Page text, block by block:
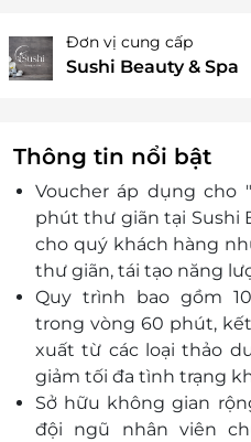
Đơn vị cung cấp
Sushi Beauty & Spa
Thông tin nổi bật
Voucher áp dụng cho
phút thư giãn tại Sushi
cho quý khách hàng
thư giãn, tái tạo năng
Quy trình bao gồm
trong vòng 60 phút,
xuất từ các loại thảo
giảm tối đa tình trạng
Sở hữu không gian
đội ngũ nhân viên